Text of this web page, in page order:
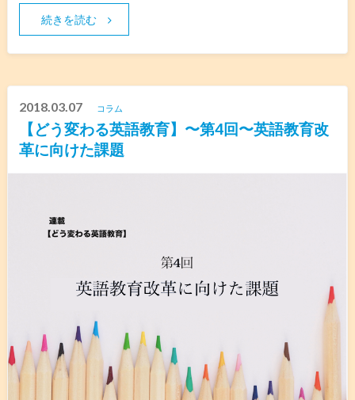
続きを読む
2018.03.07 コラム
【どう変わる英語教育】〜第4回〜英語教育改
革に向けた課題